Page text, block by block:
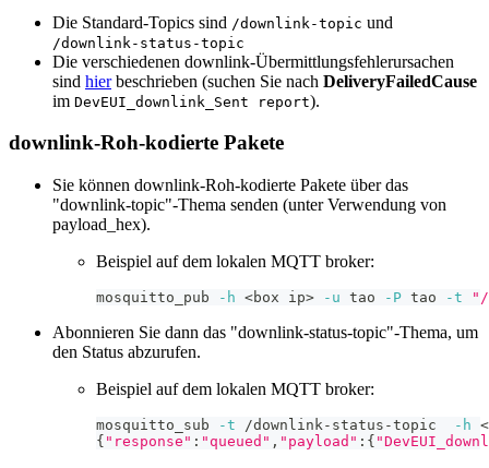
Die Standard-Topics sind /downlink-topic und
/downlink-status-topic
Die verschiedenen downlink-Übermittlungsfehlerursachen
sind hierbeschrieben (suchen Sie nach DeliveryFailedCause
im DevEUI_downlink_Sent report).
downlink-Roh-kodierte Pakete
Sie können downlink-Roh-kodierte Pakete über das
"downlink-topic"-Thema senden (unter Verwendung von
payload_hex).
Beispiel auf dem lokalen MQTT broker:
mosquitto_pub -h <box ip> -u tao -P tao -t "/
Abonnieren Sie dann das "downlink-status-topic"-Thema, um
den Status abzurufen.
Beispiel auf dem lokalen MQTT broker:
mosquitto_sub -t /downlink-status-topic -h <
{ "response" : "queued" , "payload" : {